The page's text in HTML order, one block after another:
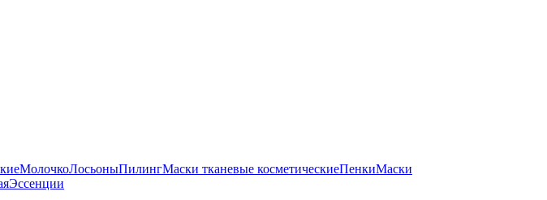
МолочкоЛосьоныПилингМаски тканевые косметическиеПенкиМаски
Эссенции